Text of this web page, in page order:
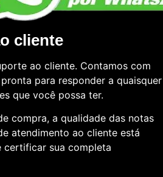
cliente
ao cliente. Contamos com
para responder a quaisquer
que você possa ter.
compra, a qualidade das notas
atendimento ao cliente está
certificar sua completa